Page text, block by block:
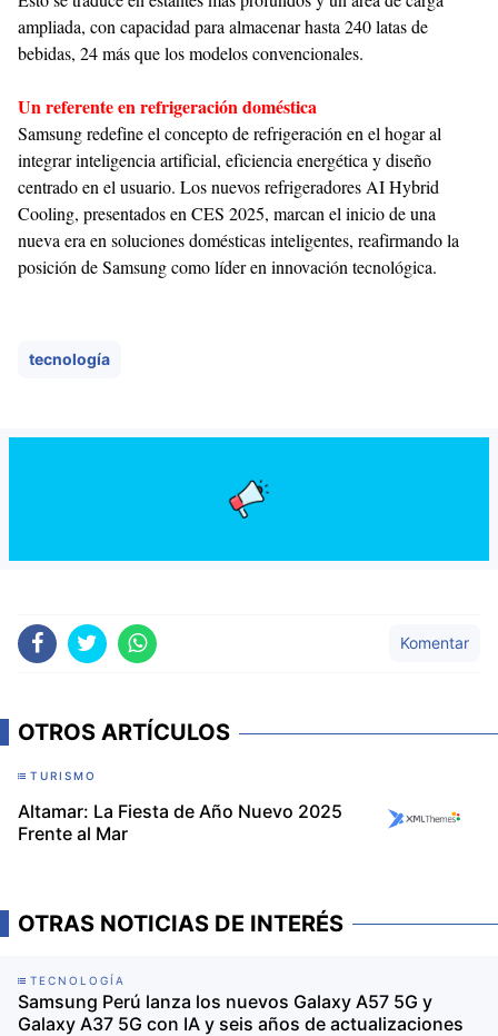
ampliada, con capacidad para almacenar hasta 240 latas de
bebidas, 24 más que los modelos convencionales.
Un referente en refrigeración doméstica
Samsung redefine el concepto de refrigeración en el hogar al
integrar inteligencia artificial, eficiencia energética y diseño
centrado en el usuario. Los nuevos refrigeradores AI Hybrid
Cooling, presentados en CES 2025, marcan el inicio de una
nueva era en soluciones domésticas inteligentes, reafirmando la
posición de Samsung como líder en innovación tecnológica.
tecnología
Komentar
OTROS ARTÍCULOS
TURISMO
Altamar: La Fiesta de Año Nuevo 2025
Frente al Mar
OTRAS NOTICIAS DE INTERÉS
TECNOLOGÍA
Samsung Perú lanza los nuevos Galaxy A57 5G y
Galaxy A37 5G con IA y seis años de actualizaciones